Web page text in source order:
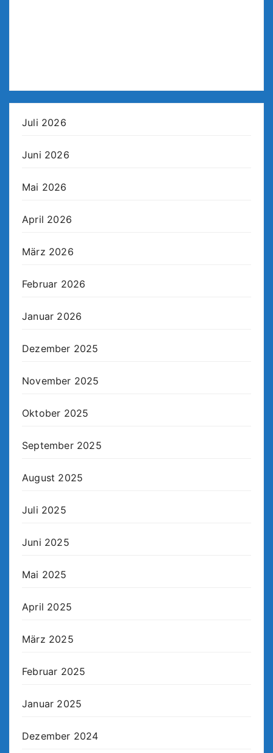
Juli 2026
Juni 2026
Mai 2026
April 2026
März 2026
Februar 2026
Januar 2026
Dezember 2025
November 2025
Oktober 2025
September 2025
August 2025
Juli 2025
Juni 2025
Mai 2025
April 2025
März 2025
Februar 2025
Januar 2025
Dezember 2024